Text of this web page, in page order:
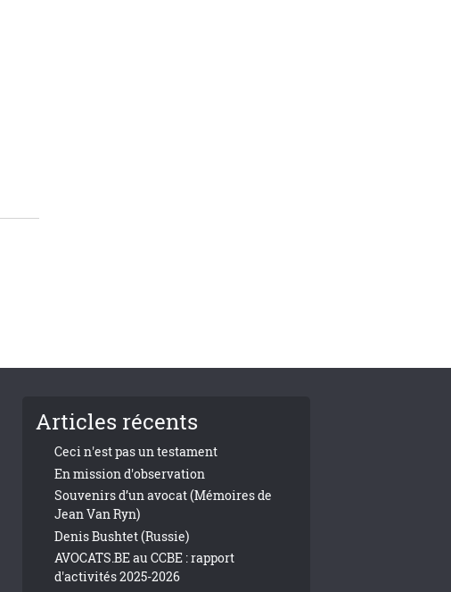
Articles récents
Ceci n'est pas un testament
En mission d'observation
Souvenirs d’un avocat (Mémoires de
Jean Van Ryn)
Denis Bushtet (Russie)
AVOCATS.BE au CCBE : rapport
d'activités 2025-2026